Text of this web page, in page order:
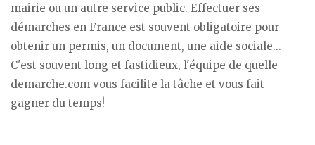
mairie ou un autre service public. Effectuer ses
démarches en France est souvent obligatoire pour
obtenir un permis, un document, une aide sociale...
C'est souvent long et fastidieux, l'équipe de quelle-
demarche.com vous facilite la tâche et vous fait
gagner du temps!